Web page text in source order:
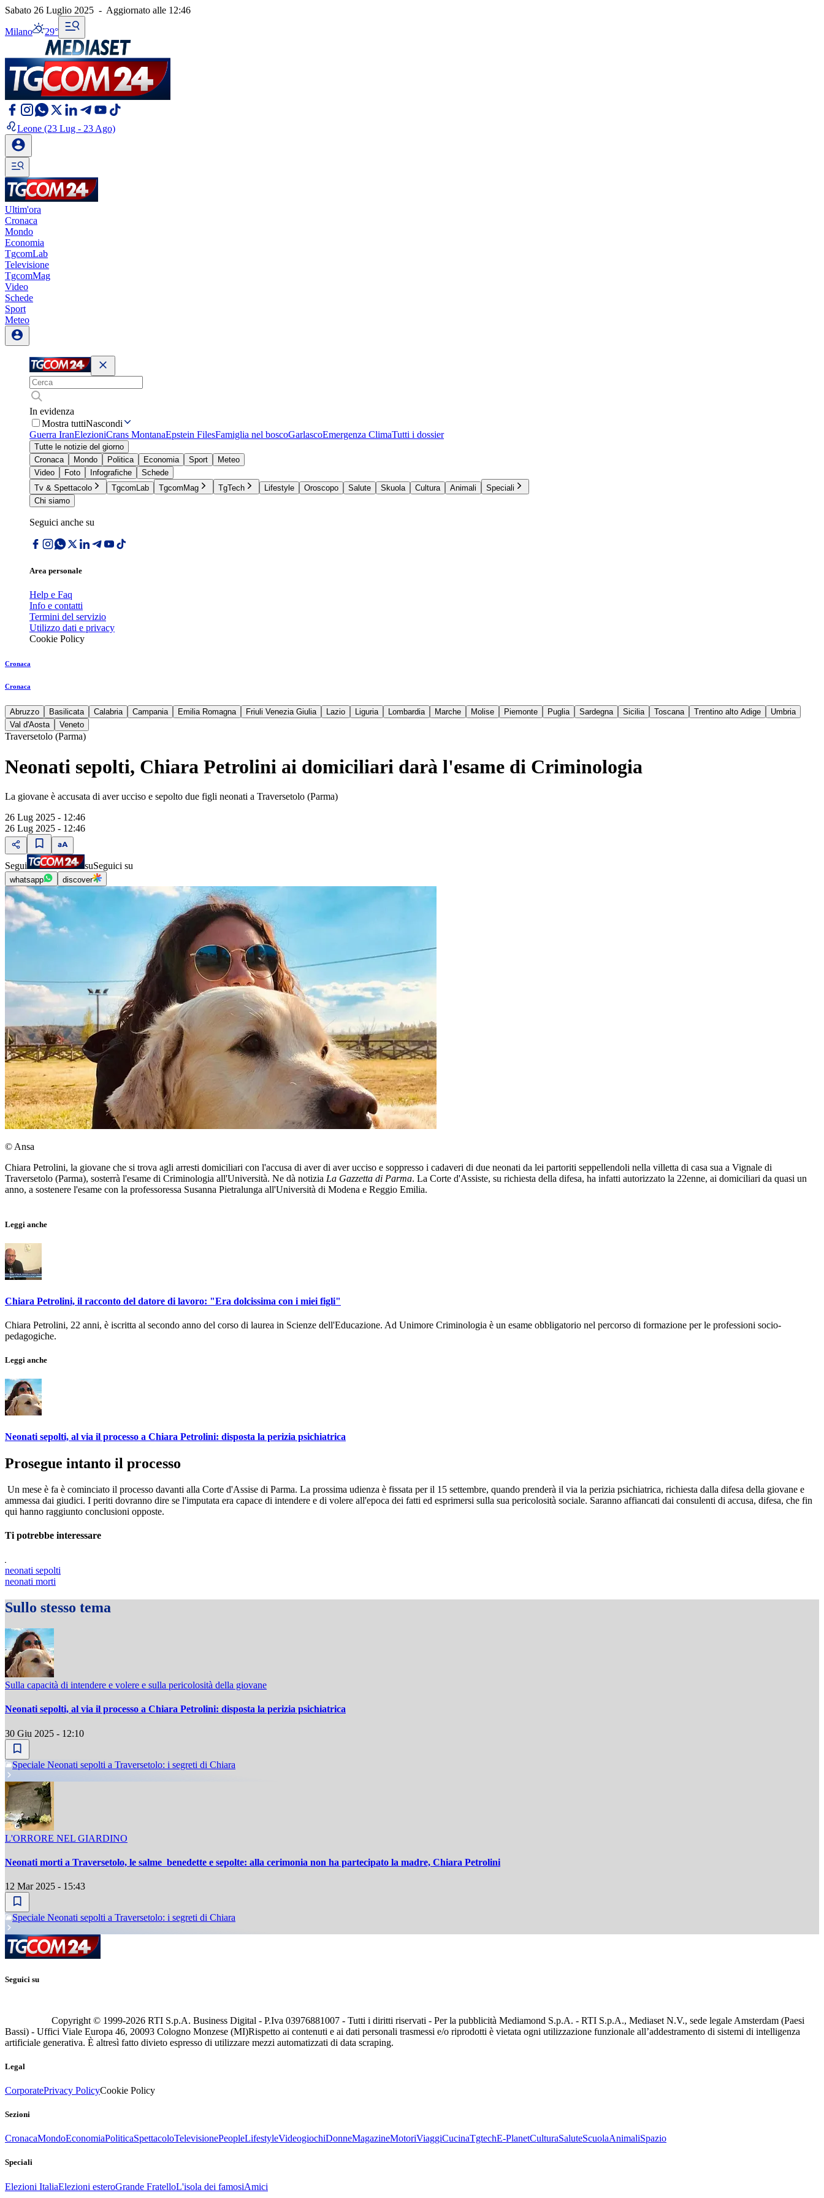
Sabato 26 Luglio 2025 - Aggiornato alle 12:46
Milano 29°
Leone (23 Lug - 23 Ago)
Ultim'ora
Cronaca
Mondo
Economia
TgcomLab
Televisione
TgcomMag
Video
Schede
Sport
Meteo
In evidenza
Mostra tuttiNascondi
Guerra IranElezioniCrans MontanaEpstein FilesFamiglia nel boscoGarlascoEmergenza ClimaTutti i dossier
Tutte le notizie del giorno
Cronaca
Mondo Politica Economia Sport
Meteo
Video
Foto Infografiche
Schede
Tv & Spettacolo
TgcomLab TgcomMag TgTech Lifestyle Oroscopo Salute Skuola Cultura Animali
Speciali
Chi siamo
Seguici anche su
Area personale
Help e Faq
Info e contatti
Termini del servizio
Utilizzo dati e privacy
Cookie Policy
Cronaca
Cronaca
Abruzzo Basilicata Calabria Campania Emilia Romagna Friuli Venezia Giulia Lazio Liguria Lombardia Marche Molise Piemonte Puglia Sardegna Sicilia Toscana Trentino alto Adige
Umbria
Val d'Aosta
Veneto
Traversetolo (Parma)
Neonati sepolti, Chiara Petrolini ai domiciliari darà l'esame di Criminologia
La giovane è accusata di aver ucciso e sepolto due figli neonati a Traversetolo (Parma)
26 Lug 2025 - 12:46
26 Lug 2025 - 12:46
Segui suSeguici su
whatsapp discover
© Ansa
Chiara Petrolini, la giovane che si trova agli arresti domiciliari con l'accusa di aver di aver ucciso e soppresso i cadaveri di due neonati da lei partoriti seppellendoli nella villetta di casa sua a Vignale di
Traversetolo (Parma), sosterrà l'esame di Criminologia all'Università. Ne dà notizia La Gazzetta di Parma. La Corte d'Assiste, su richiesta della difesa, ha infatti autorizzato la 22enne, ai domiciliari da quasi un
anno, a sostenere l'esame con la professoressa Susanna Pietralunga all'Università di Modena e Reggio Emilia.
Leggi anche
Chiara Petrolini, il racconto del datore di lavoro: "Era dolcissima con i miei figli"
Chiara Petrolini, 22 anni, è iscritta al secondo anno del corso di laurea in Scienze dell'Educazione. Ad Unimore Criminologia è un esame obbligatorio nel percorso di formazione per le professioni socio-
pedagogiche.
Leggi anche
Neonati sepolti, al via il processo a Chiara Petrolini: disposta la perizia psichiatrica
Prosegue intanto il processo
Un mese è fa è cominciato il processo davanti alla Corte d'Assise di Parma. La prossima udienza è fissata per il 15 settembre, quando prenderà il via la perizia psichiatrica, richiesta dalla difesa della giovane e
ammessa dai giudici. I periti dovranno dire se l'imputata era capace di intendere e di volere all'epoca dei fatti ed esprimersi sulla sua pericolosità sociale. Saranno affiancati dai consulenti di accusa, difesa, che fin
qui hanno raggiunto conclusioni opposte.
Ti potrebbe interessare
neonati sepolti
neonati morti
Sullo stesso tema
Sulla capacità di intendere e volere e sulla pericolosità della giovane
Neonati sepolti, al via il processo a Chiara Petrolini: disposta la perizia psichiatrica
30 Giu 2025 - 12:10
Speciale Neonati sepolti a Traversetolo: i segreti di Chiara
L'ORRORE NEL GIARDINO
Neonati morti a Traversetolo, le salme benedette e sepolte: alla cerimonia non ha partecipato la madre, Chiara Petrolini
12 Mar 2025 - 15:43
Speciale Neonati sepolti a Traversetolo: i segreti di Chiara
Seguici su
Copyright © 1999-2026 RTI S.p.A. Business Digital - P.Iva 03976881007 - Tutti i diritti riservati - Per la pubblicità Mediamond S.p.A. - RTI S.p.A., Mediaset N.V., sede legale Amsterdam (Paesi
Bassi) - Uffici Viale Europa 46, 20093 Cologno Monzese (MI)Rispetto ai contenuti e ai dati personali trasmessi e/o riprodotti è vietata ogni utilizzazione funzionale all’addestramento di sistemi di intelligenza
artificiale generativa. È altresì fatto divieto espresso di utilizzare mezzi automatizzati di data scraping.
Legal
CorporatePrivacy PolicyCookie Policy
Sezioni
CronacaMondoEconomiaPoliticaSpettacoloTelevisionePeopleLifestyleVideogiochiDonneMagazineMotoriViaggiCucinaTgtechE-PlanetCulturaSaluteScuolaAnimaliSpazio
Speciali
Elezioni ItaliaElezioni esteroGrande FratelloL'isola dei famosiAmici